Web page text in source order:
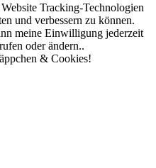
Tracking-Technologien
und verbessern zu können.
meine Einwilligung jederzeit
oder ändern..
& Cookies!